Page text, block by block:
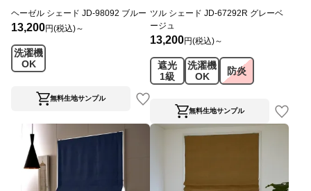
ヘーゼル シェード JD-98092 ブルー
13,200円(税込)～
洗濯機
OK
無料生地サンプル
ツル シェード JD-67292R グレーベ
ージュ
13,200円(税込)～
遮光
1級
洗濯機
OK
防炎
無料生地サンプル